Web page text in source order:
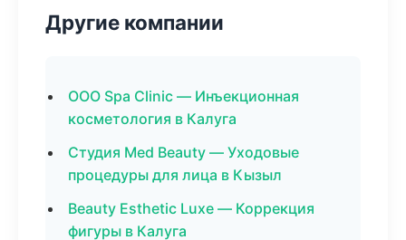
Другие компании
ООО Spa Clinic — Инъекционная
косметология в Калуга
Студия Med Beauty — Уходовые
процедуры для лица в Кызыл
Beauty Esthetic Luxe — Коррекция
фигуры в Калуга